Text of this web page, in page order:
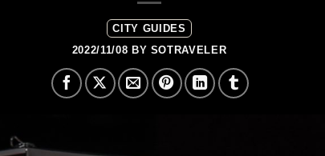
CITY GUIDES
2022/11/08 BY SOTRAVELER